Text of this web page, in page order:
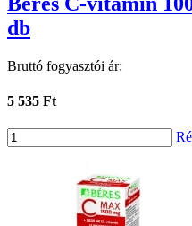
db
Bruttó fogyasztói ár:
5 535 Ft